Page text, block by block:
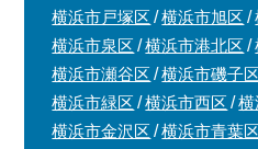
横浜市戸塚区
横浜市旭区
横浜市泉区
横浜市港北区
横浜市瀬谷区
横浜市磯子区
横浜市緑区
横浜市西区
横
横浜市金沢区
横浜市青葉区